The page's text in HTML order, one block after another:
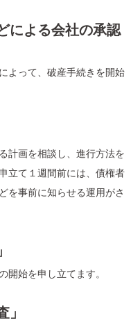
による会社の承認
よって、破産手続きを開始
計画を相談し、進行方法を
立て１週間前には、債権者
を事前に知らせる運用がさ
開始を申し立てます。
」